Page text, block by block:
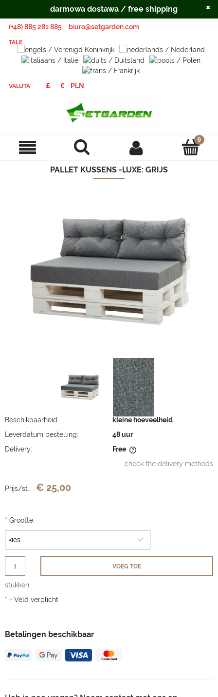
(+48) 885 281 885 biuro@setgarden.com
TALE
VALUTA
PALLET KUSSENS -LUXE: GRIJS
Beschikbaarheid:
kleine hoeveelheid
Leverdatum bestelling:
48 uur
Delivery:
Free
check the delivery methods
Betalingen beschikbaar
Prijs/st.: € 25,00
* Grootte:
stukken
VOEG TOE
* - Veld verplicht
darmowa dostawa / free shipping ×